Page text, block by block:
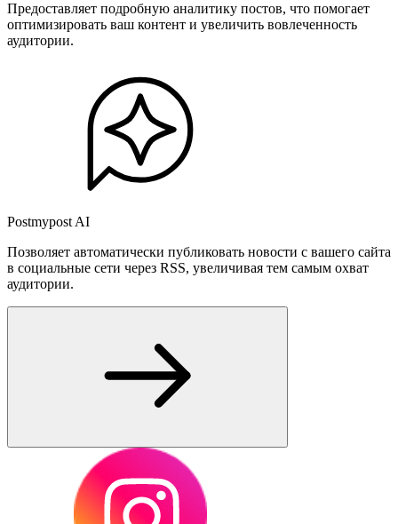
Предоставляет подробную аналитику постов, что помогает
оптимизировать ваш контент и увеличить вовлеченность
аудитории.
Postmypost AI
Позволяет автоматически публиковать новости с вашего сайта
в социальные сети через RSS, увеличивая тем самым охват
аудитории.